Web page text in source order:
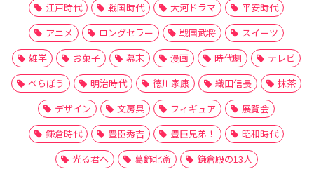
江戸時代 戦国時代 大河ドラマ
平安時代
アニメ
ロングセラー 戦国武将
スイーツ
雑学
お菓子 幕末 漫画 時代劇
テレビ
べらぼう
明治時代 徳川家康 織田信長
抹茶
デザイン
文房具 フィギュア
展覧会
鎌倉時代
豊臣秀吉 豊臣兄弟！
昭和時代
光る君へ
葛飾北斎 鎌倉殿の13人